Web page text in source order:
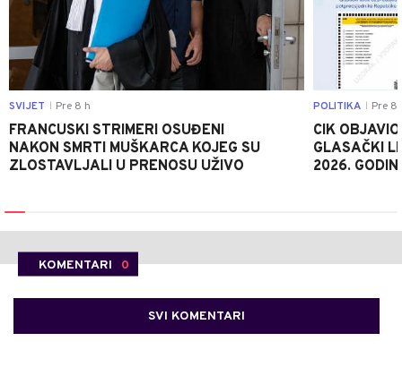
SVIJET Pre 8 h
FRANCUSKI STRIMERI OSUĐENI
NAKON SMRTI MUŠKARCA KOJEG SU
ZLOSTAVLJALI U PRENOSU UŽIVO
POLITIKA Pre 8
CIK
GLASAČKI
2026.
KOMENTARI 0
SVI KOMENTARI